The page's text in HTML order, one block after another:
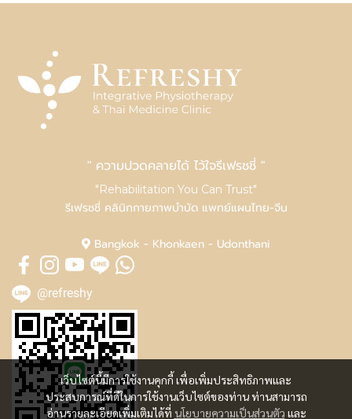
เว็บไซต์นี้มีการใช้งานคุกกี้ เพื่อเพิ่มประสิทธิภาพและ
ประสบการณ์ที่ดีในการใช้งานเว็บไซต์ของท่าน ท่านสามารถ
อ่านรายละเอียดเพิ่มเติมได้ที่ นโยบายความเป็นส่วนตัว และ
" ความปวดคลายได้ ไว้ใจรีเฟรชชี่ "
"Rehabilitation You Can Trust"
รีเฟรชชี่ คลินิกกายภาพบำบัด แพทย์แผนไทย-จีน
Bangkok - Khonkaen - Udonthani
@refreshy